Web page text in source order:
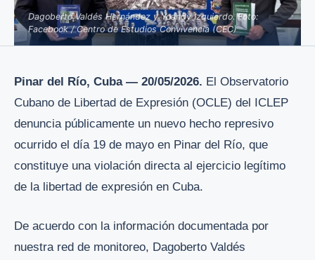
Dagoberto Valdés Hernández y Yoandy Izquierdo. Foto:
Facebook / Centro de Estudios Convivencia (CEC)
Pinar del Río, Cuba — 20/05/2026. El Observatorio
Cubano de Libertad de Expresión (OCLE) del ICLEP
denuncia públicamente un nuevo hecho represivo
ocurrido el día 19 de mayo en Pinar del Río, que
constituye una violación directa al ejercicio legítimo
de la libertad de expresión en Cuba.
De acuerdo con la información documentada por
nuestra red de monitoreo, Dagoberto Valdés